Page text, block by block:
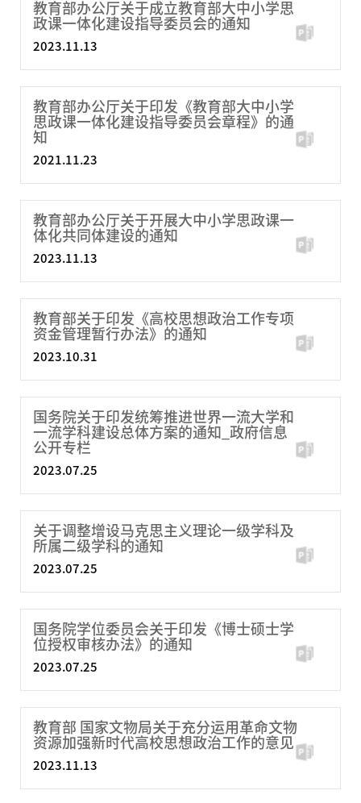
教育部办公厅关于成立教育部大中小学思
政课一体化建设指导委员会的通知
2023.11.13
教育部办公厅关于印发《教育部大中小学
思政课一体化建设指导委员会章程》的通
知
2021.11.23
教育部办公厅关于开展大中小学思政课一
体化共同体建设的通知
2023.11.13
教育部关于印发《高校思想政治工作专项
资金管理暂行办法》的通知
2023.10.31
国务院关于印发统筹推进世界一流大学和
一流学科建设总体方案的通知_政府信息
公开专栏
2023.07.25
关于调整增设马克思主义理论一级学科及
所属二级学科的通知
2023.07.25
国务院学位委员会关于印发《博士硕士学
位授权审核办法》的通知
2023.07.25
教育部 国家文物局关于充分运用革命文物
资源加强新时代高校思想政治工作的意见
2023.11.13